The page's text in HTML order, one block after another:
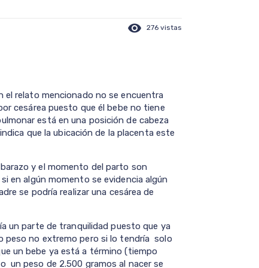
visibility 276 vistas
el relato mencionado no se encuentra
cesárea puesto que él bebe no tiene
está en una posición de cabeza
que la ubicación de la placenta este
y el momento del parto son
en algún momento se evidencia algún
se podría realizar una cesárea de
un parte de tranquilidad puesto que ya
peso no extremo pero si lo tendría solo
un bebe ya está a término (tiempo
un peso de 2.500 gramos al nacer se